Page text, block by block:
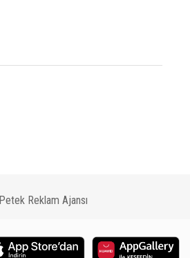
Petek Reklam Ajansı